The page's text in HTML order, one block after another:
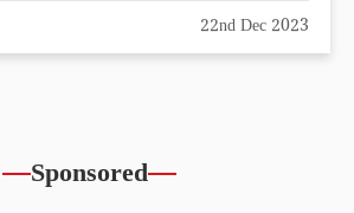
22nd Dec 2023
Sponsored